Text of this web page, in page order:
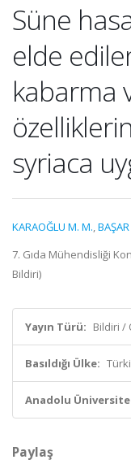
Süne
elde
kabarma
syriaca
KARAOĞLU M. M.,BAŞAR
7. Gıda Mühendisliği
Bildiri)
Yayın Türü: Bildiri /
Basıldığı Ülke:
Anadolu
Paylaş